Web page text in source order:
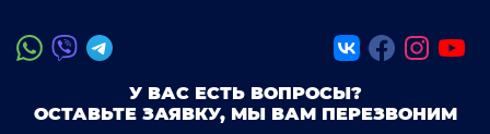
У ВАС ЕСТЬ ВОПРОСЫ?
ОСТАВЬТЕ ЗАЯВКУ, МЫ ВАМ ПЕРЕЗВОНИМ